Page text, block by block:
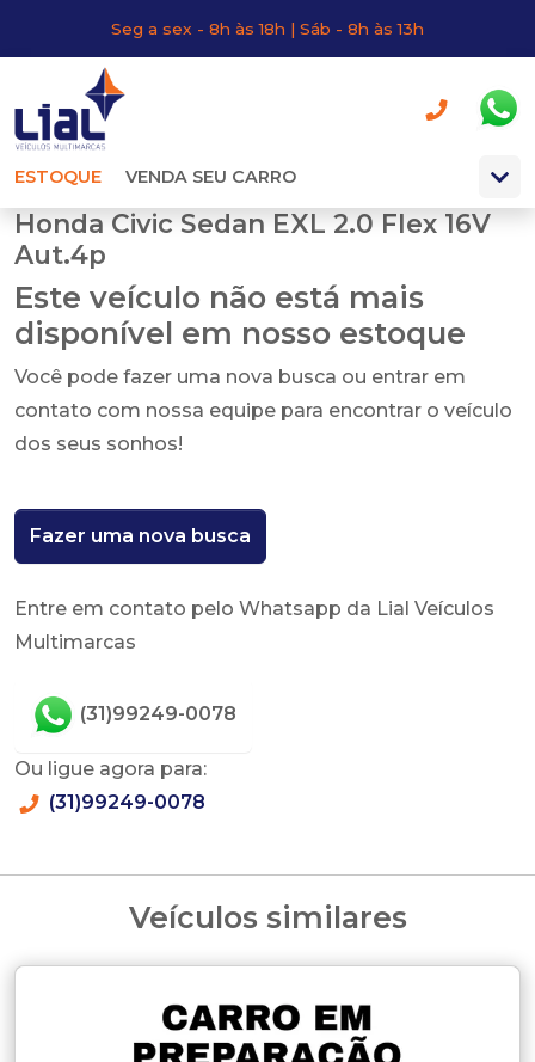
Seg a sex - 8h às 18h | Sáb - 8h às 13h
ESTOQUE VENDA SEU CARRO
Honda Civic Sedan EXL 2.0 Flex 16V
Aut.4p
Este veículo não está mais
disponível em nosso estoque
Você pode fazer uma nova busca ou entrar em
contato com nossa equipe para encontrar o veículo
dos seus sonhos!
Fazer uma nova busca
Entre em contato pelo Whatsapp da Lial Veículos
Multimarcas
(31)99249-0078
Ou ligue agora para:
(31)99249-0078
Veículos similares